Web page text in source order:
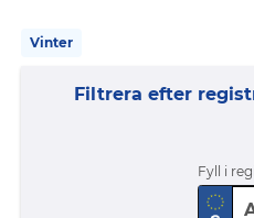
Vinter
Filtrera efter
Fyll i